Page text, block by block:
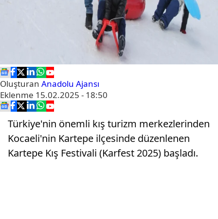
Oluşturan Anadolu Ajansı
Eklenme 15.02.2025 - 18:50
Türkiye'nin önemli kış turizm merkezlerinden
Kocaeli'nin Kartepe ilçesinde düzenlenen
Kartepe Kış Festivali (Karfest 2025) başladı.